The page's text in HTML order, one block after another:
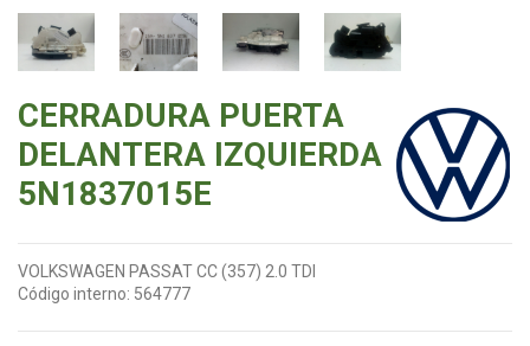
CERRADURA PUERTA
DELANTERA IZQUIERDA
5N1837015E
VOLKSWAGEN PASSAT CC (357) 2.0 TDI
Código interno: 564777